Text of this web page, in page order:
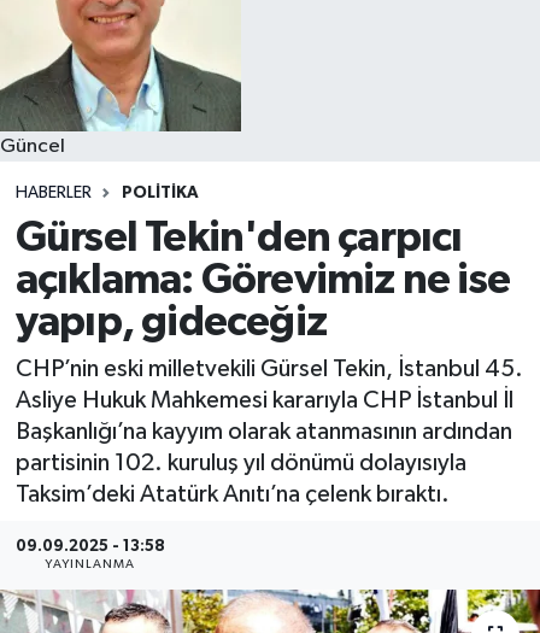
Güncel
HABERLER POLITIKA
Gürsel Tekin'den çarpıcı
açıklama: Görevimiz ne ise
yapıp, gideceğiz
CHP’nin eski milletvekili Gürsel Tekin, İstanbul 45.
Asliye Hukuk Mahkemesi kararıyla CHP İstanbul İl
Başkanlığı’na kayyım olarak atanmasının ardından
partisinin 102. kuruluş yıl dönümü dolayısıyla
Taksim’deki Atatürk Anıtı’na çelenk bıraktı.
09.09.2025 - 13:58
YAYINLANMA